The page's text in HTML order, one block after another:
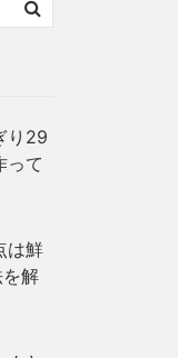
り29
って
は鮮
解